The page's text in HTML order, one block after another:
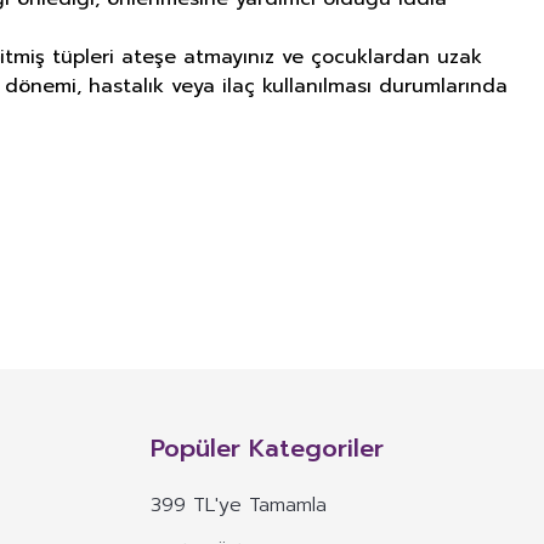
tüpleri ateşe atmayınız ve çocuklardan uzak
hastalık veya ilaç kullanılması durumlarında
maddelerin konsantre veya ekstraktlarının tek başına veya
dozu belirlenmiş ürünleri ifade eder.
böyle özelliklere atıfta bulunan ifadeler yer alamaz.
Popüler Kategoriler
399 TL'ye Tamamla